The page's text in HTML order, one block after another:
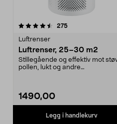
275anmeldelser
Luftrenser
Luftrenser, 25–30 m2
Stillegående og effektiv mot
pollen, lukt og andre
1490,00
Legg i handlekurv
4.5 av 5 stjerner